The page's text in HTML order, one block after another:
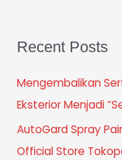
Recent Posts
Mengembalikan
Eksterior Menjadi
AutoGard Spray
Official Store